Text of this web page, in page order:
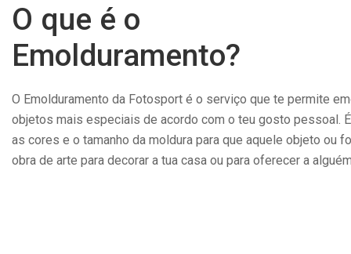
O que é o
Emolduramento?
O Emolduramento da Fotosport é o serviço que te permite
objetos mais especiais de acordo com o teu gosto pessoal.
as cores e o tamanho da moldura para que aquele objeto ou
obra de arte para decorar a tua casa ou para oferecer a